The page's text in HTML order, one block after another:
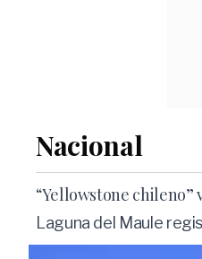
Nacional
“Yellowstone chileno”
Laguna del Maule